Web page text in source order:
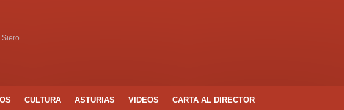
Siero
CULTURA ASTURIAS VIDEOS CARTA AL DIRECTOR